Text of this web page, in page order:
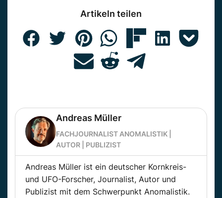
Artikeln teilen
Andreas Müller
FACHJOURNALIST ANOMALISTIK |
AUTOR | PUBLIZIST
Andreas Müller ist ein deutscher Kornkreis-
und UFO-Forscher, Journalist, Autor und
Publizist mit dem Schwerpunkt Anomalistik.